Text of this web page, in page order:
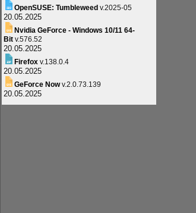
OpenSUSE: Tumbleweed v.2025-05
20.05.2025
Nvidia GeForce - Windows 10/11 64-
Bit v.576.52
20.05.2025
Firefox v.138.0.4
20.05.2025
GeForce Nowv.2.0.73.139
20.05.2025